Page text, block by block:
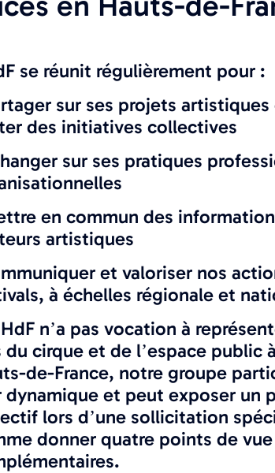
se réunit régulièrement pour :
sur ses projets
des initiatives collectives
sur ses pratiques
en commun des
artistiques
et valoriser nos
à échelles régionale et
n’a pas vocation à
du cirque et de l’espace public
de-France, notre groupe
dynamique et peut exposer un
lors d’une sollicitation
donner quatre points de